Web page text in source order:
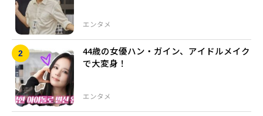
エンタメ
エンタメ
44歳の女優ハン・ガイン、アイドルメイク
で大変身！